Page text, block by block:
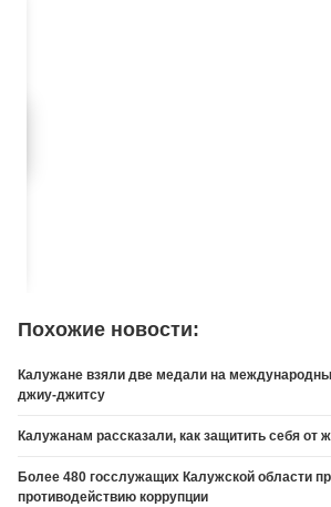
Похожие новости:
Калужане взяли две медали на
джиу-джитсу
Калужанам рассказали, как защитить себя от
Более 480 госслужащих Калужской области
противодействию коррупции